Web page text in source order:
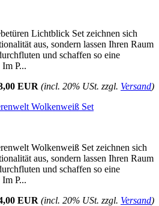
Lichtblick Set zeichnen sich
aus, sondern lassen Ihren Raum
und schaffen so eine
P...
EUR (incl. 20% USt. zzgl. Versand)
Wolkenweiß Set
Wolkenweiß Set zeichnen sich
aus, sondern lassen Ihren Raum
und schaffen so eine
P...
EUR (incl. 20% USt. zzgl. Versand)